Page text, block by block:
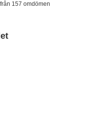
157 omdömen